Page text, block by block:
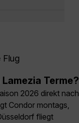
Flug
Terme?
2026 direkt nach
Condor montags,
fliegt